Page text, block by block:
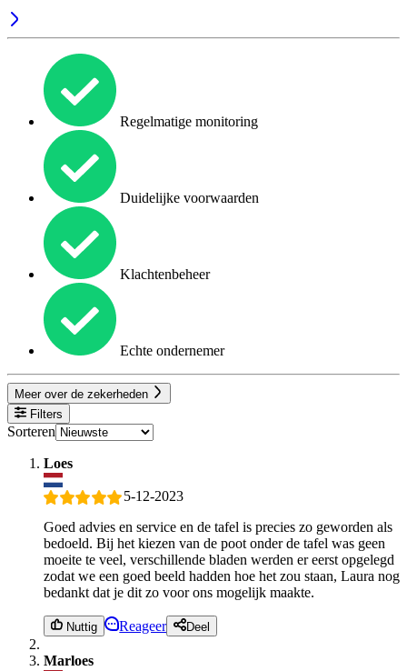
Regelmatige monitoring
Duidelijke voorwaarden
Klachtenbeheer
Echte ondernemer
Meer over de zekerheden
Filters
Sorteren
Loes
5-12-2023
Goed advies en service en de tafel is precies zo geworden als
bedoeld. Bij het kiezen van de poot onder de tafel was geen
moeite te veel, verschillende bladen werden er eerst opgelegd
zodat we een goed beeld hadden hoe het zou staan, Laura nog
bedankt dat je dit zo voor ons mogelijk maakte.
Nuttig Reageer Deel
Marloes